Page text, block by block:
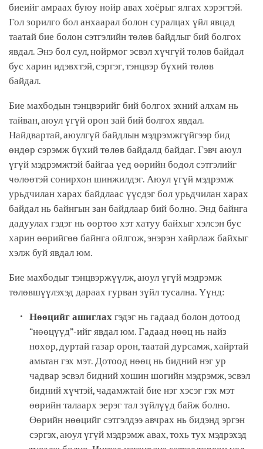
биеийг амраах буюу нойр авах хоёрыг ялгах хэрэгтэй.
Гол зорилго бол анхаарал болон суралцах үйл явцад
таатай бие болон сэтгэлийн төлөв байдлыг бий болгох
явдал. Энэ бол сул, нойрмог эсвэл хүчгүй төлөв байдал
бус харин идэвхтэй, сэргэг, тэнцвэр бүхий төлөв
байдал.
Бие махбодын тэнцвэрийг бий болгох эхний алхам нь
тайван, аюул үгүй орон зай бий болгох явдал.
Найдвартай, аюулгүй байдлын мэдрэмжгүйгээр бид
өндөр сэрэмж бүхий төлөв байдалд байдаг. Гэвч аюул
үгүй мэдрэмжтэй байгаа үед өөрийн бодол сэтгэлийг
чөлөөтэй сонирхон шинжилдэг. Аюул үгүй мэдрэмж
урьдчилан харах байдлаас үүсдэг бол урьдчилан харах
байдал нь байнгын зан байдлаар бий болно. Энд байнга
дадуулах гэдэг нь өөртөө хэт хатуу байхыг хэлсэн бус
харин өөрийгөө байнга ойлгож, энэрэн хайрлаж байхыг
хэлж буй явдал юм.
Бие махбодыг тэнцвэржүүлж, аюул үгүй мэдрэмж
төлөвшүүлэхэд дараах гурван зүйл тусална. Үүнд:
Нөөцийг ашиглах гэдэг нь гадаад болон дотоод
“нөөцүүд”-ийг явдал юм. Гадаад нөөц нь найз
нөхөр, дуртай газар орон, таатай дурсамж, хайртай
амьтан гэх мэт. Дотоод нөөц нь бидний нэг ур
чадвар эсвэл бидний хошин шогийн мэдрэмж, эсвэл
бидний хүчтэй, чадамжтай бие нэг хэсэг гэх мэт
өөрийн талаарх эерэг тал зүйлүүд байж болно.
Өөрийн нөөцийг сэтгэлдээ авчрах нь бидэнд эргэн
сэргэх, аюул үгүй мэдрэмж авах, тохь тух мэдрэхэд